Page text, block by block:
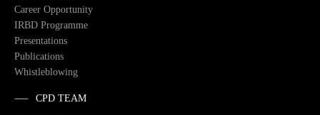
Career Opportunity
IRBD Programme
Presentations
Publications
Whistleblowing
CPD TEAM